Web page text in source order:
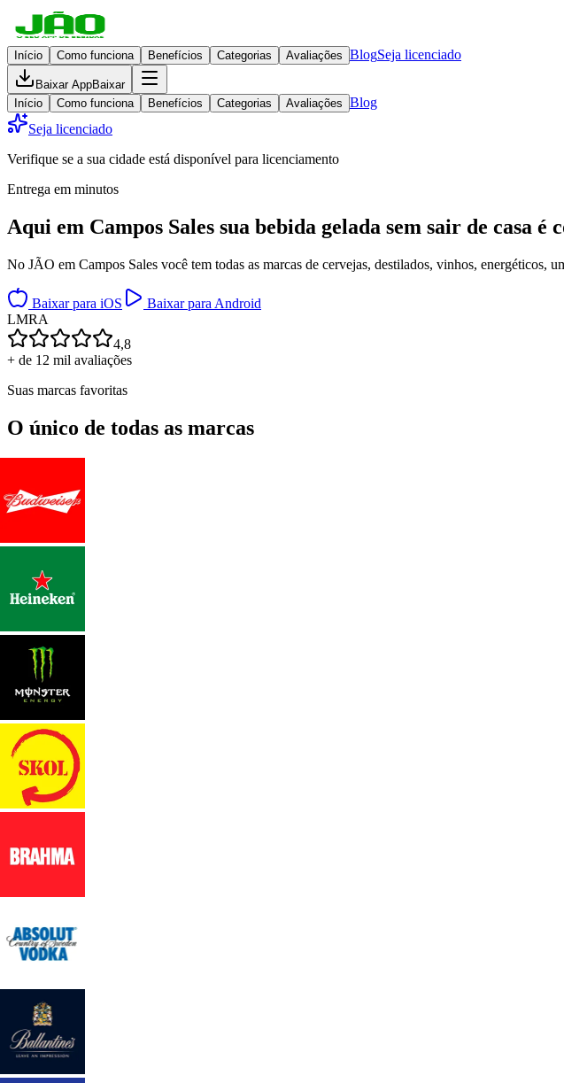
Início Como funciona Benefícios Categorias Avaliações BlogSeja licenciado
Baixar AppBaixar
Início
Como funciona Benefícios Categorias Avaliações Blog
Seja licenciado
Verifique se a sua cidade está disponível para licenciamento
Entrega em minutos
Aqui em Campos Sales sua bebida gelada sem sair de casa é
No JÃO em Campos Sales você tem todas as marcas de cervejas, destilados, vinhos,
Baixar para iOS
Baixar para Android
LMRA
4,8
+ de 12 mil avaliações
Suas marcas favoritas
O único de todas as marcas